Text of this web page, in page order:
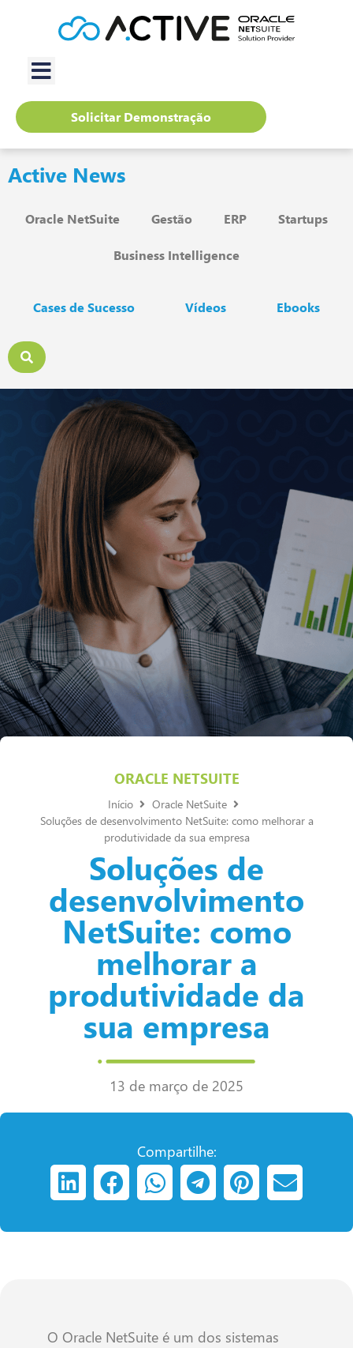
Solicitar Demonstração
Active News
Oracle NetSuite Gestão ERP Startups
Business Intelligence
Cases de Sucesso Vídeos Ebooks
ORACLE NETSUITE
Início
Oracle NetSuite
Soluções de desenvolvimento NetSuite: como melhorar a
produtividade da sua empresa
Soluções de
desenvolvimento
NetSuite: como
melhorar a
produtividade da
sua empresa
13 de março de 2025
Compartilhe:
O Oracle NetSuite é um dos sistemas